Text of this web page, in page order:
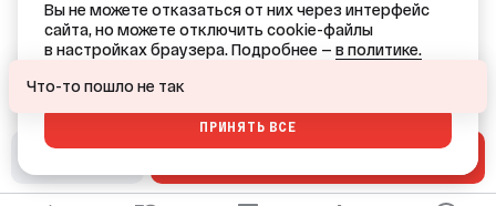
РОССИЯ — страна производства
Ваш город — Краснодар?
Вы не можете отказаться от них через интерфейс
сайта, но можете отключить cookie-файлы
в настройках браузера. Подробнее — в политике.
ПРИНЯТЬ ВСЕ
Что-то пошло не так